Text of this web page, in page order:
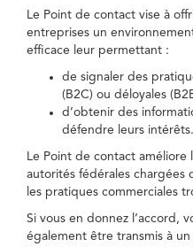
Le Point de contact vise à
entreprises un
efficace leur permettant :
de signaler des
(B2C) ou déloyales
d’obtenir des
défendre leurs intérêts.
Le Point de contact améliore
autorités fédérales chargées
les pratiques commerciales
Si vous en donnez l’accord,
également être transmis à